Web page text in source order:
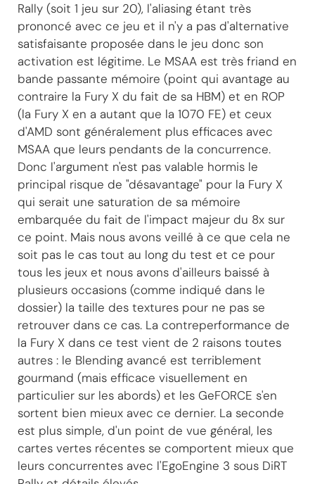
Rally (soit 1 jeu sur 20), l'aliasing étant très
prononcé avec ce jeu et il n'y a pas d'alternative
satisfaisante proposée dans le jeu donc son
activation est légitime. Le MSAA est très friand en
bande passante mémoire (point qui avantage au
contraire la Fury X du fait de sa HBM) et en ROP
(la Fury X en a autant que la 1070 FE) et ceux
d'AMD sont généralement plus efficaces avec
MSAA que leurs pendants de la concurrence.
Donc l'argument n'est pas valable hormis le
principal risque de "désavantage" pour la Fury X
qui serait une saturation de sa mémoire
embarquée du fait de l'impact majeur du 8x sur
ce point. Mais nous avons veillé à ce que cela ne
soit pas le cas tout au long du test et ce pour
tous les jeux et nous avons d'ailleurs baissé à
plusieurs occasions (comme indiqué dans le
dossier) la taille des textures pour ne pas se
retrouver dans ce cas. La contreperformance de
la Fury X dans ce test vient de 2 raisons toutes
autres : le Blending avancé est terriblement
gourmand (mais efficace visuellement en
particulier sur les abords) et les GeFORCE s'en
sortent bien mieux avec ce dernier. La seconde
est plus simple, d'un point de vue général, les
cartes vertes récentes se comportent mieux que
leurs concurrentes avec l'EgoEngine 3 sous DiRT